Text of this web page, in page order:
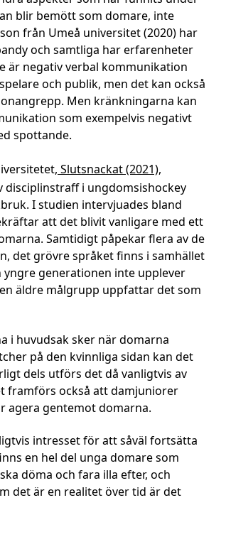
blir bemött som domare, inte
från Umeå universitet (2020) har
och samtliga har erfarenheter
är negativ verbal kommunikation
och publik, men det kan också
Men kränkningarna kan
som exempelvis negativt
spottande.
, Slutsnackat (2021),
i ungdomsishockey
I studien intervjuades bland
att det blivit vanligare med ett
Samtidigt påpekar flera av de
det grövre språket finns i samhället
generationen inte upplever
äldre målgrupp uppfattar det som
i huvudsak sker när domarna
på den kvinnliga sidan kan det
dels utförs det då vanligtvis av
framförs också att damjuniorer
agera gentemot domarna.
intresset för att såväl fortsätta
en hel del unga domare som
döma och fara illa efter, och
det är en realitet över tid är det